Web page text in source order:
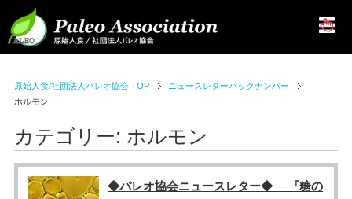
原始人食/社団法人パレオ協会 TOP
ニュースレターバックナンバー
ホルモン
カテゴリー: ホルモン
◆パレオ協会ニュースレター◆ 『糖の